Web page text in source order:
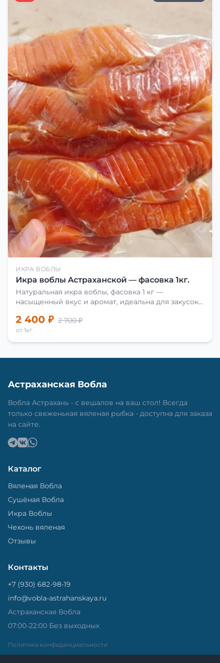
ИКРА ВОБЛЫ
Икра воблы Астраханской — фасовка 1кг.
Натуральная икра воблы, фасовка 1 кг —
насыщенный вкус и аромат, идеальна для закусок
2 400 ₽ 2 700 ₽
от 1кг
Астраханская Вобла
Вобла Астрахань - с вешалов на ваш стол! Всегда
только свеженькая вяленая рыбка - доступна для заказа
на сайте.
Каталог
Вяленая Вобла
Сушёная Вобла
Икра Воблы
Чехонь вяленая
Отзывы
Контакты
+7 (930) 682-98-19
info@vobla-astrahanskaya.ru
Астраханская Вобла
07:00-22:00 Без выходных
Политика конфиденциальности